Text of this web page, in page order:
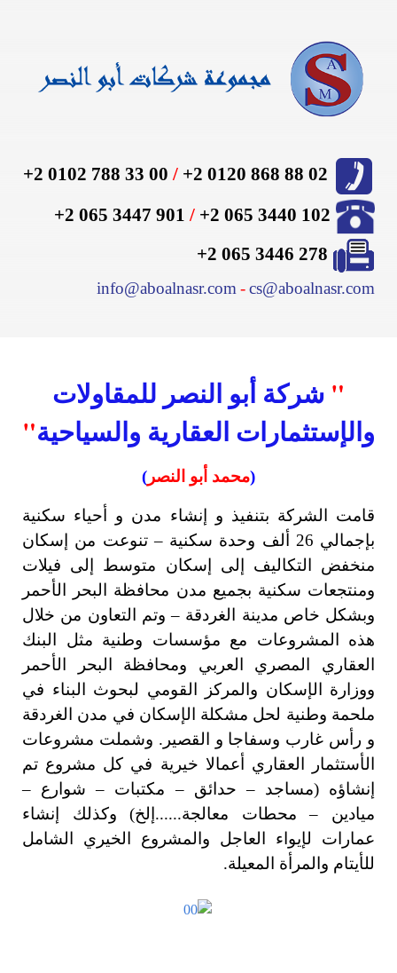
/
00 33 788 0102 2+
/
901 3447 065 2+
info@aboalnasr.com-cs@aboalnasr.com
" شركة أبو النصر للمقاولات
والإستثمارات العقارية والسياحية"
(محمد أبو النصر )
قامت الشركة بتنفيذ و إنشاء مدن و أحياء سكنية
بإجمالي 26 ألف وحدة سكنية – تنوعت من إسكان
منخفض التكاليف إلى إسكان متوسط إلى فيلات
ومنتجعات سكنية بجميع مدن محافظة البحر الأحمر
وبشكل خاص مدينة الغردقة – وتم التعاون من خلال
هذه المشروعات مع مؤسسات وطنية مثل البنك
العقاري المصري العربي ومحافظة البحر الأحمر
ووزارة الإسكان والمركز القومي لبحوث البناء في
ملحمة وطنية لحل مشكلة الإسكان في مدن الغردقة
و رأس غارب وسفاجا و القصير. وشملت مشروعات
الأستثمار العقاري أعمالا خيرية في كل مشروع تم
إنشاؤه (مساجد – حدائق – مكتبات – شوارع –
ميادين – محطات معالجة......إلخ) وكذلك إنشاء
عمارات لإيواء العاجل والمشروع الخيري الشامل
للأيتام والمرأة المعيلة.